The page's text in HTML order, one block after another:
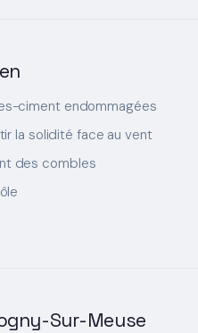
ciment endommagées
la solidité face au vent
des combles
Sur-Meuse